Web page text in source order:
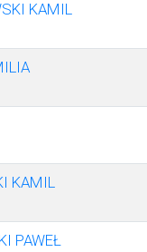
KAMIL
KAMIL
PAWEŁ